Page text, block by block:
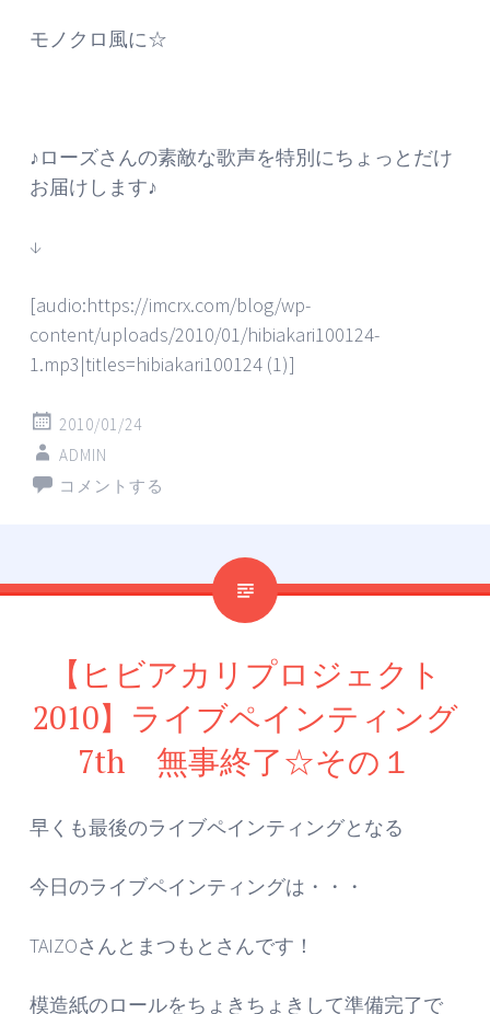
モノクロ風に☆
♪ローズさんの素敵な歌声を特別にちょっとだけ
お届けします♪
↓
[audio:https://imcrx.com/blog/wp-
content/uploads/2010/01/hibiakari100124-
1.mp3|titles=hibiakari100124 (1)]
2010/01/24
ADMIN
コメントする
【ヒビアカリプロジェクト
2010】ライブペインティング
7th 無事終了☆その１
早くも最後のライブペインティングとなる
今日のライブペインティングは・・・
TAIZOさんとまつもとさんです！
模造紙のロールをちょきちょきして準備完了で